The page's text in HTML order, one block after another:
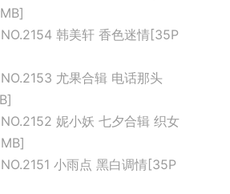
韩美轩 香色迷情[35P
尤果合辑 电话那头
妮小妖 七夕合辑 织女
小雨点 黑白调情[35P